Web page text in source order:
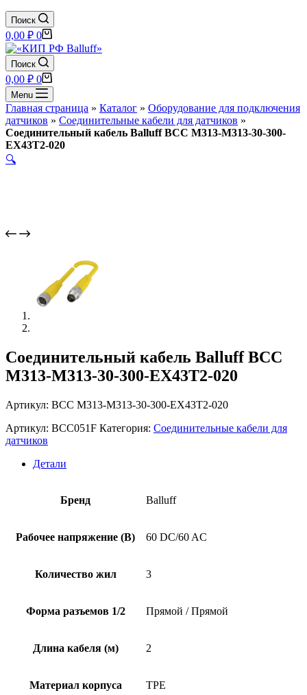
Поиск
Корзина
0,00 ₽ 0
Поиск
Корзина
0,00 ₽ 0
Menu
Главная страница » Каталог » Оборудование для подключения
датчиков » Соединительные кабели для датчиков »
Соединительный кабель Balluff BCC M313-M313-30-300-
EX43T2-020
🔍
Соединительный кабель Balluff BCC
M313-M313-30-300-EX43T2-020
Артикул: BCC M313-M313-30-300-EX43T2-020
Артикул: BCC051F Категория: Соединительные кабели для
датчиков
Детали
Бренд Balluff
Рабочее напряжение (В) 60 DC/60 AC
Количество жил 3
Форма разъемов 1/2 Прямой / Прямой
Длина кабеля (м) 2
Материал корпуса TPE